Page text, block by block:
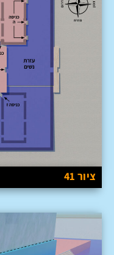
ציור 41